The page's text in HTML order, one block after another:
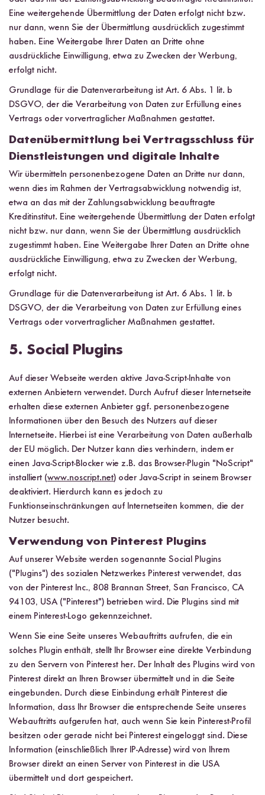
Eine weitergehende Übermittlung der Daten erfolgt nicht bzw.
nur dann, wenn Sie der Übermittlung ausdrücklich zugestimmt
haben. Eine Weitergabe Ihrer Daten an Dritte ohne
ausdrückliche Einwilligung, etwa zu Zwecken der Werbung,
erfolgt nicht.
Grundlage für die Datenverarbeitung ist Art. 6 Abs. 1 lit. b
DSGVO, der die Verarbeitung von Daten zur Erfüllung eines
Vertrags oder vorvertraglicher Maßnahmen gestattet.
Datenübermittlung bei Vertragsschluss für
Dienstleistungen und digitale Inhalte
Wir übermitteln personenbezogene Daten an Dritte nur dann,
wenn dies im Rahmen der Vertragsabwicklung notwendig ist,
etwa an das mit der Zahlungsabwicklung beauftragte
Kreditinstitut. Eine weitergehende Übermittlung der Daten erfolgt
nicht bzw. nur dann, wenn Sie der Übermittlung ausdrücklich
zugestimmt haben. Eine Weitergabe Ihrer Daten an Dritte ohne
ausdrückliche Einwilligung, etwa zu Zwecken der Werbung,
erfolgt nicht.
Grundlage für die Datenverarbeitung ist Art. 6 Abs. 1 lit. b
DSGVO, der die Verarbeitung von Daten zur Erfüllung eines
Vertrags oder vorvertraglicher Maßnahmen gestattet.
5. Social Plugins
Auf dieser Webseite werden aktive Java-Script-Inhalte von
externen Anbietern verwendet. Durch Aufruf dieser Internetseite
erhalten diese externen Anbieter ggf. personenbezogene
Informationen über den Besuch des Nutzers auf dieser
Internetseite. Hierbei ist eine Verarbeitung von Daten außerhalb
der EU möglich. Der Nutzer kann dies verhindern, indem er
einen Java-Script-Blocker wie z.B. das Browser-Plugin "NoScript"
installiert (www.noscript.net) oder Java-Script in seinem Browser
deaktiviert. Hierdurch kann es jedoch zu
Funktionseinschränkungen auf Internetseiten kommen, die der
Nutzer besucht.
Verwendung von Pinterest Plugins
Auf unserer Website werden sogenannte Social Plugins
("Plugins") des sozialen Netzwerkes Pinterest verwendet, das
von der Pinterest Inc., 808 Brannan Street, San Francisco, CA
94103, USA ("Pinterest") betrieben wird. Die Plugins sind mit
einem Pinterest-Logo gekennzeichnet.
Wenn Sie eine Seite unseres Webauftritts aufrufen, die ein
solches Plugin enthält, stellt Ihr Browser eine direkte Verbindung
zu den Servern von Pinterest her. Der Inhalt des Plugins wird von
Pinterest direkt an Ihren Browser übermittelt und in die Seite
eingebunden. Durch diese Einbindung erhält Pinterest die
Information, dass Ihr Browser die entsprechende Seite unseres
Webauftritts aufgerufen hat, auch wenn Sie kein Pinterest-Profil
besitzen oder gerade nicht bei Pinterest eingeloggt sind. Diese
Information (einschließlich Ihrer IP-Adresse) wird von Ihrem
Browser direkt an einen Server von Pinterest in die USA
übermittelt und dort gespeichert.